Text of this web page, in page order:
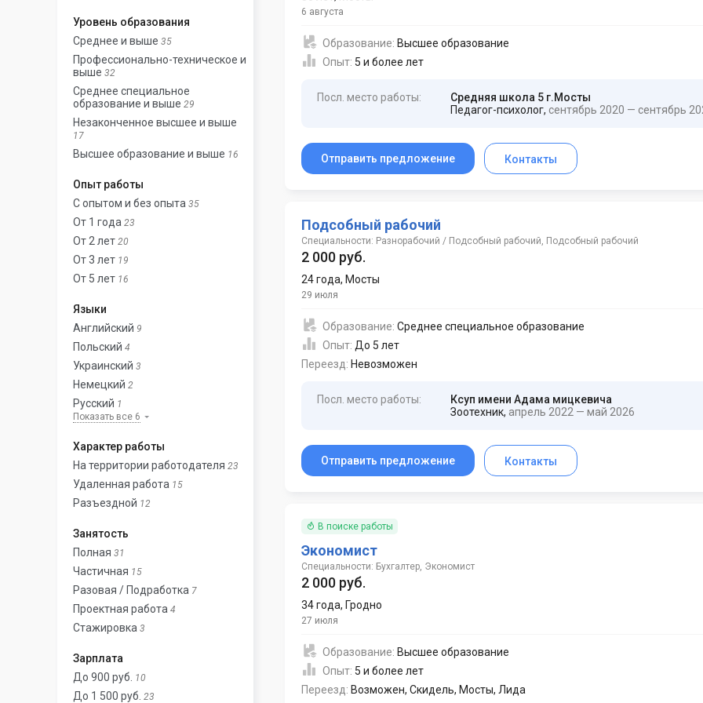
Уровень образования
Среднее и выше 35
Профессионально-техническое и
выше 32
Среднее специальное
образование и выше 29
Незаконченное высшее и выше
17
Высшее образование и выше 16
Опыт работы
С опытом и без опыта 35
От 1 года 23
От 2 лет 20
От 3 лет 19
От 5 лет 16
Языки
Английский 9
Польский 4
Украинский 3
Немецкий 2
Русский 1
Показать все 6
Характер работы
На территории работодателя 23
Удаленная работа 15
Разъездной 12
Занятость
Полная 31
Частичная 15
Разовая / Подработка 7
Проектная работа 4
Стажировка 3
Зарплата
До 900 руб. 10
До 1 500 руб. 23
6 августа
Образование: Высшее образование
Опыт: 5 и более лет
Посл. место работы:
Средняя школа 5 г.Мосты
Педагог-психолог, сентябрь 2020 — сентябрь
Отправить предложение Контакты
Подсобный рабочий
Специальности: Разнорабочий / Подсобный рабочий, Подсобный рабочий
2 000 руб.
24 года, Мосты
29 июля
Образование: Среднее специальное образование
Опыт: До 5 лет
Переезд: Невозможен
Посл. место работы:
Ксуп имени Адама мицкевича
Зоотехник, апрель 2022 — май 2026
Отправить предложение Контакты
В поиске работы
Экономист
Специальности: Бухгалтер, Экономист
2 000 руб.
34 года, Гродно
27 июля
Образование: Высшее образование
Опыт: 5 и более лет
Переезд: Возможен, Скидель, Мосты, Лида